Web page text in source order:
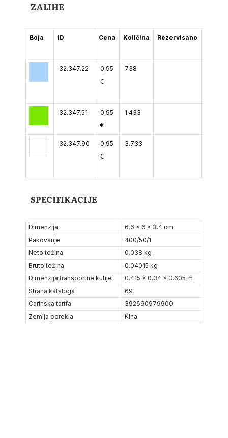
ZALIHE
Boja ID Cena Količina Rezervisano
32.347.22
0,95
€
738
32.347.51
0,95
€
1.433
32.347.90
0,95
€
3.733
SPECIFIKACIJE
Dimenzija
6.6 x 6 x 3.4 cm
Pakovanje
400/50/1
Neto težina
0.038 kg
Bruto težina
0.04015 kg
Dimenzija transportne kutije
0.415 x 0.34 x 0.605 m
Strana kataloga
69
Carinska tarifa
392690979900
Zemlja porekla
Kina